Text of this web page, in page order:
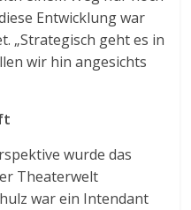
Entwicklung war
„Strategisch geht es in
wir hin angesichts
wurde das
Theaterwelt
war ein Intendant